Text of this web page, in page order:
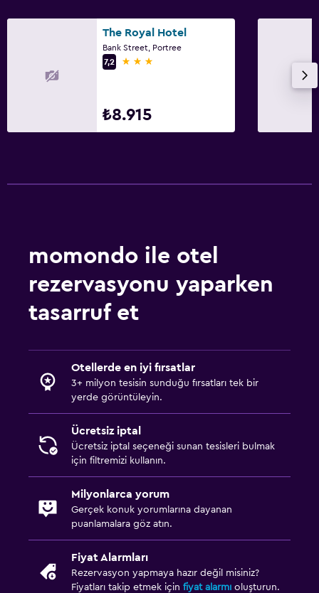
The Royal Hotel
Bank Street, Portree
7,2
3 yıldız
₺8.915
momondo ile otel
rezervasyonu yaparken
tasarruf et
Otellerde en iyi fırsatlar
3+ milyon tesisin sunduğu fırsatları tek bir
yerde görüntüleyin.
Ücretsiz iptal
Ücretsiz iptal seçeneği sunan tesisleri bulmak
için filtremizi kullanın.
Milyonlarca yorum
Gerçek konuk yorumlarına dayanan
puanlamalara göz atın.
Fiyat Alarmları
Rezervasyon yapmaya hazır değil misiniz?
Fiyatları takip etmek için fiyat alarmı oluşturun.